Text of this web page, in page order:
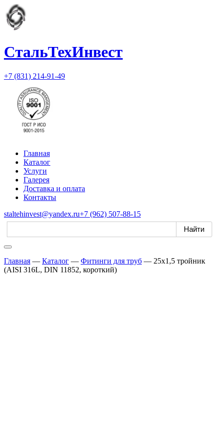
СтальТехИнвест
+7 (831) 214-91-49
Главная
Каталог
Услуги
Галерея
Доставка и оплата
Контакты
staltehinvest@yandex.ru+7 (962) 507-88-15
Главная — Каталог — Фитинги для труб — 25х1,5 тройник
(AISI 316L, DIN 11852, короткий)